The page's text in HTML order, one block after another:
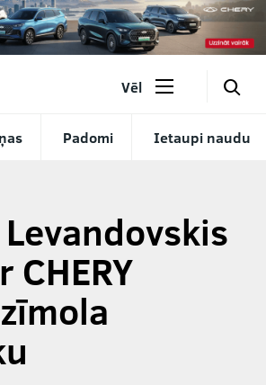
Padomi Ietaupi naudu
Vēl 🔎